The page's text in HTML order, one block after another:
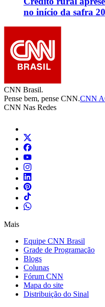
no início da safra
CNN Brasil.
Pense bem, pense CNN.CNN
CNN Nas Redes
Mais
Equipe CNN Brasil
Grade de Programação
Blogs
Colunas
Fórum CNN
Mapa do site
Distribuição do Sinal